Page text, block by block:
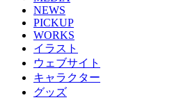
NEWS
PICKUP
WORKS
イラスト
ウェブサイト
キャラクター
グッズ